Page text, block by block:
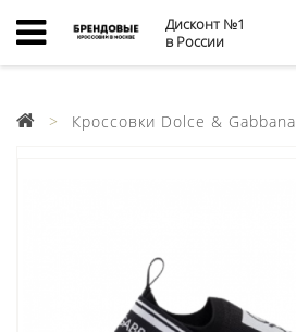
Дисконт №1
в России
Кроссовки Dolce & Gabbana